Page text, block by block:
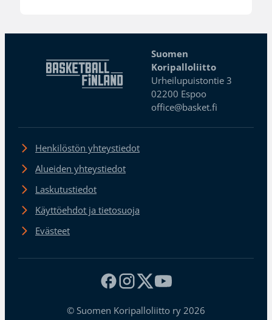
Suomen
Koripalloliitto
Urheilupuistontie 3
02200 Espoo
office@basket.fi
Henkilöstön yhteystiedot
Alueiden yhteystiedot
Laskutustiedot
Käyttöehdot ja tietosuoja
Evästeet
© Suomen Koripalloliitto ry 2026